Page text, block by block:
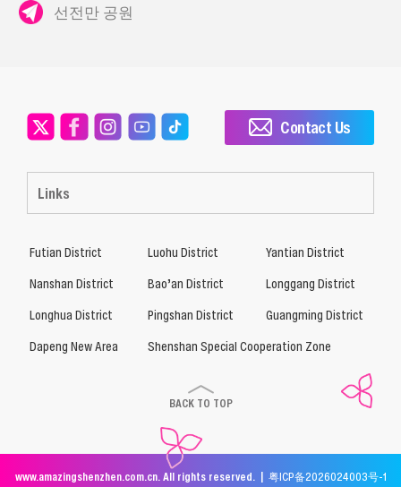
선전만 공원
Links
Contact Us
Futian District Luohu District
Yantian District
Nanshan District
Bao’an District
Longgang District
Longhua District
Pingshan District
Guangming District
Dapeng New Area
Shenshan Special Cooperation Zone
BACK TO TOP
www.amazingshenzhen.com.cn. All rights reserved. | 粤ICP备2026024003号-1